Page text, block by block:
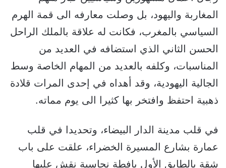
المغاربة واليهود، بل وصلت معارفه الى قمة الهرم
السياسي بالمغرب، فكانت له علاقة بالملك الراحل
الحسن الثاني الذي استضافه في العديد من
المناسبات، وكلفه بالعديد من المهام الخاصة وسط
الجالية اليهودية، وقد أهداه في إحدى المرات قلادة
ذهبية احتفظ وافتخر بها كثيرا الى يوم مماته.
في قلب مدينة الدار البيضاء، وتحديدا في قلب
عمارة بشارع المسيرة الخضراء، علقت على باب
شقة بالطابق الأول يافطة نحاسية نقش عليها